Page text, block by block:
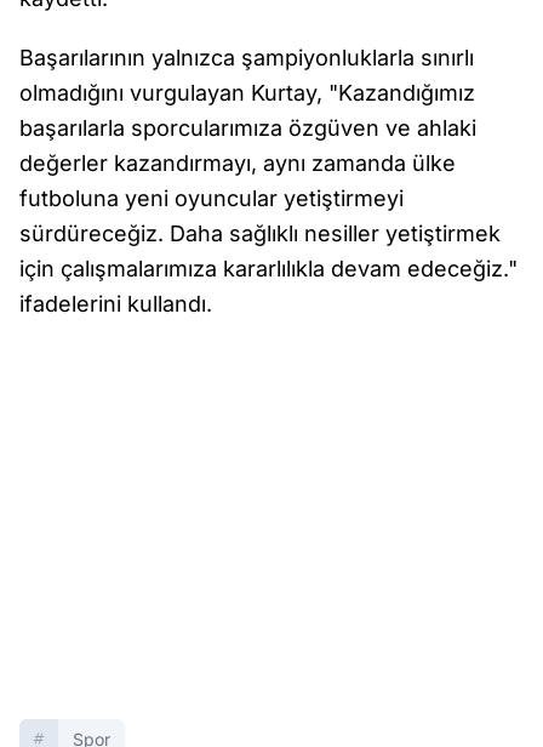
Başarılarının yalnızca şampiyonluklarla sınırlı
olmadığını vurgulayan Kurtay, "Kazandığımız
başarılarla sporcularımıza özgüven ve ahlaki
değerler kazandırmayı, aynı zamanda ülke
futboluna yeni oyuncular yetiştirmeyi
sürdüreceğiz. Daha sağlıklı nesiller yetiştirmek
için çalışmalarımıza kararlılıkla devam edeceğiz."
ifadelerini kullandı.
Spor